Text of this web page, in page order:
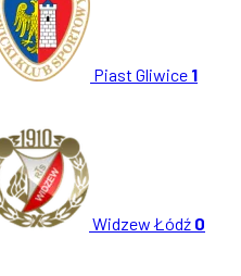
Piast Gliwice 1
Widzew Łódź 0